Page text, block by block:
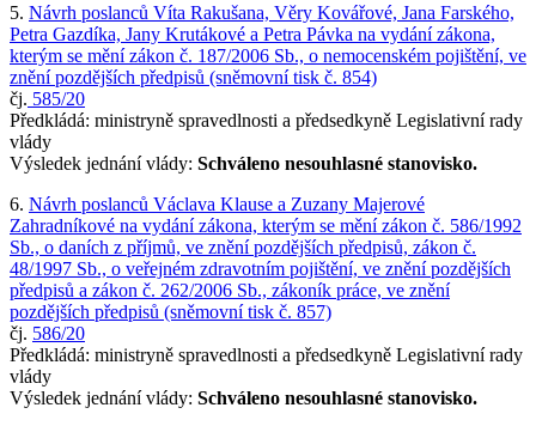
5. Návrh poslanců Víta Rakušana, Věry Kovářové, Jana Farského,
Petra Gazdíka, Jany Krutákové a Petra Pávka na vydání zákona,
kterým se mění zákon č. 187/2006 Sb., o nemocenském pojištění, ve
znění pozdějších předpisů (sněmovní tisk č. 854)
čj. 585/20
Předkládá: ministryně spravedlnosti a předsedkyně Legislativní rady
vlády
Výsledek jednání vlády: Schváleno nesouhlasné stanovisko.
6. Návrh poslanců Václava Klause a Zuzany Majerové
Zahradníkové na vydání zákona, kterým se mění zákon č. 586/1992
Sb., o daních z příjmů, ve znění pozdějších předpisů, zákon č.
48/1997 Sb., o veřejném zdravotním pojištění, ve znění pozdějších
předpisů a zákon č. 262/2006 Sb., zákoník práce, ve znění
pozdějších předpisů (sněmovní tisk č. 857)
čj. 586/20
Předkládá: ministryně spravedlnosti a předsedkyně Legislativní rady
vlády
Výsledek jednání vlády: Schváleno nesouhlasné stanovisko.